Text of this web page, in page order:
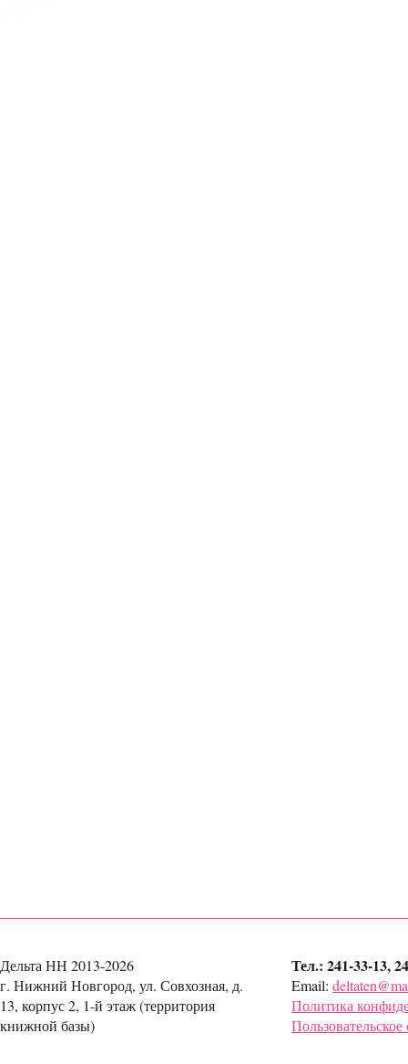
Дельта НН 2013-2026
г. Нижний Новгород, ул. Совхозная, д.
13, корпус 2, 1-й этаж (территория
книжной базы)
Тел.: 241-33-13,
Email:
Политика